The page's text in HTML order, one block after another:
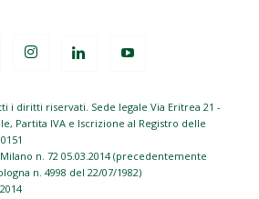
i diritti riservati. Sede legale Via Eritrea 21 -
Partita IVA e Iscrizione al Registro delle
n. 72 05.03.2014 (precedentemente
n. 4998 del 22/07/1982)